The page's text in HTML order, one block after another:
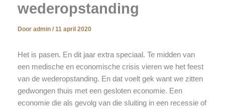
wederopstanding
Door admin / 11 april 2020
Het is pasen. En dit jaar extra speciaal. Te midden van
een medische en economische crisis vieren we het feest
van de wederopstanding. En dat voelt gek want we zitten
gedwongen thuis met een gesloten economie. Een
economie die als gevolg van die sluiting in een recessie of